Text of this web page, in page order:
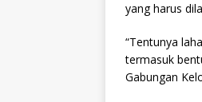
yang harus
“Tentunya
termasuk
Gabungan